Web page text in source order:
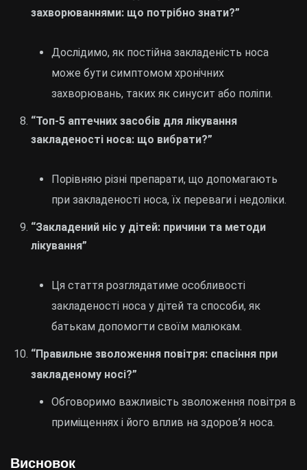
захворюваннями: що потрібно знати?”
Дослідимо, як постійна закладеність носа
може бути симптомом хронічних
захворювань, таких як синусит або поліпи.
“Топ-5 аптечних засобів для лікування
закладеності носа: що вибрати?”
Порівняю різні препарати, що допомагають
при закладеності носа, їх переваги і недоліки.
“Закладений ніс у дітей: причини та методи
лікування”
Ця стаття розглядатиме особливості
закладеності носа у дітей та способи, як
батькам допомогти своїм малюкам.
“Правильне зволоження повітря: спасіння при
закладеному носі?”
Обговоримо важливість зволоження повітря в
приміщеннях і його вплив на здоров’я носа.
Висновок